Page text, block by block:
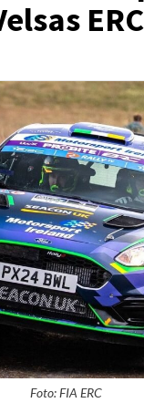
Foto: FIA ERC